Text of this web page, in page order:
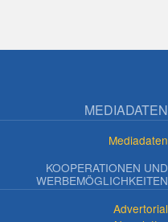
MEDIADATEN
Mediadaten
KOOPERATIONEN UND
WERBEMÖGLICHKEITEN
Advertorial